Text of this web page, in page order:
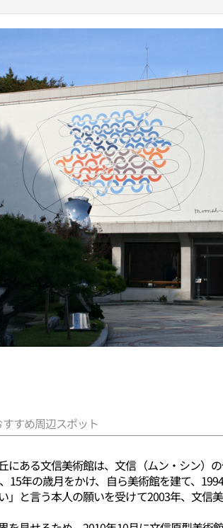
すめ周辺スポット
にある文信美術館は、文信（ムン・シン）
15年の歳月をかけ、自ら美術館を建て、
」と言う本人の願いを受けて2003年、文信